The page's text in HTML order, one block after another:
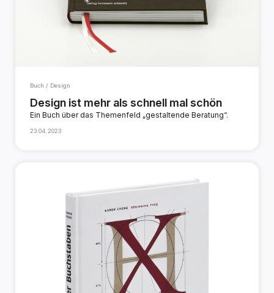
Buch / Design
Design ist mehr als schnell mal schön
Ein Buch über das Themenfeld „gestaltende Beratung“.
23.04.2023